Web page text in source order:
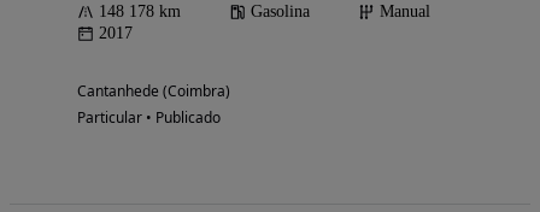
148 178 km Gasolina
Manual
2017
Cantanhede (Coimbra)
Particular • Publicado